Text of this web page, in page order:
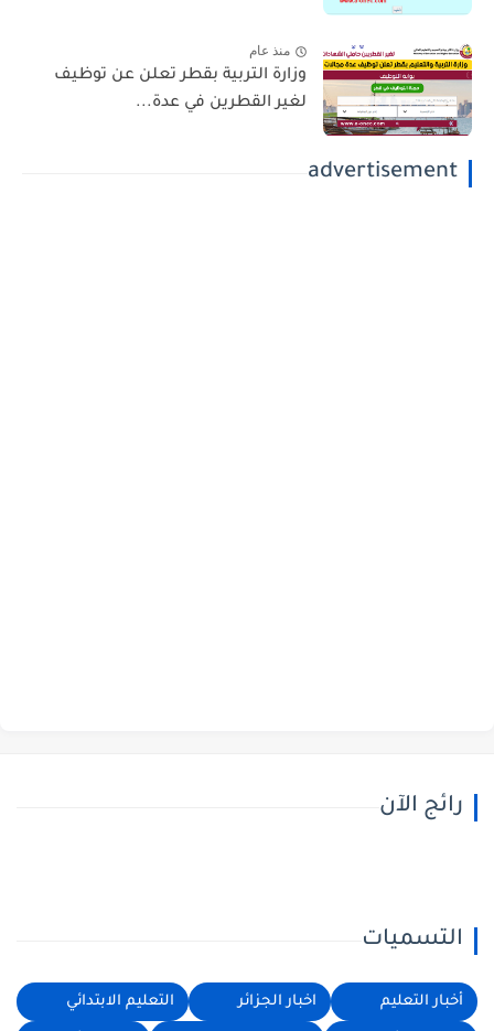
منذ عام
وزارة التربية بقطر تعلن عن توظيف
لغير القطرين في عدة...
advertisement
رائج الآن
التسميات
أخبار التعليم اخبار الجزائر التعليم الابتدائي